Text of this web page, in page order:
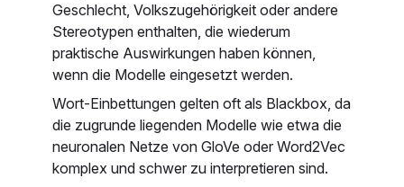
Geschlecht, Volkszugehörigkeit oder andere
Stereotypen enthalten, die wiederum
praktische Auswirkungen haben können,
wenn die Modelle eingesetzt werden.
Wort-Einbettungen gelten oft als Blackbox, da
die zugrunde liegenden Modelle wie etwa die
neuronalen Netze von GloVe oder Word2Vec
komplex und schwer zu interpretieren sind.